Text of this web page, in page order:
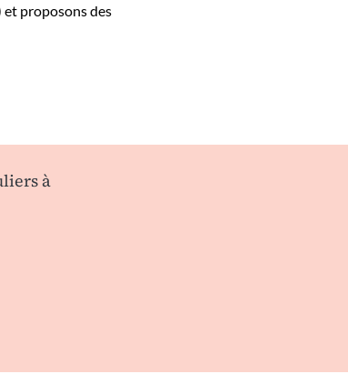
et proposons des
à